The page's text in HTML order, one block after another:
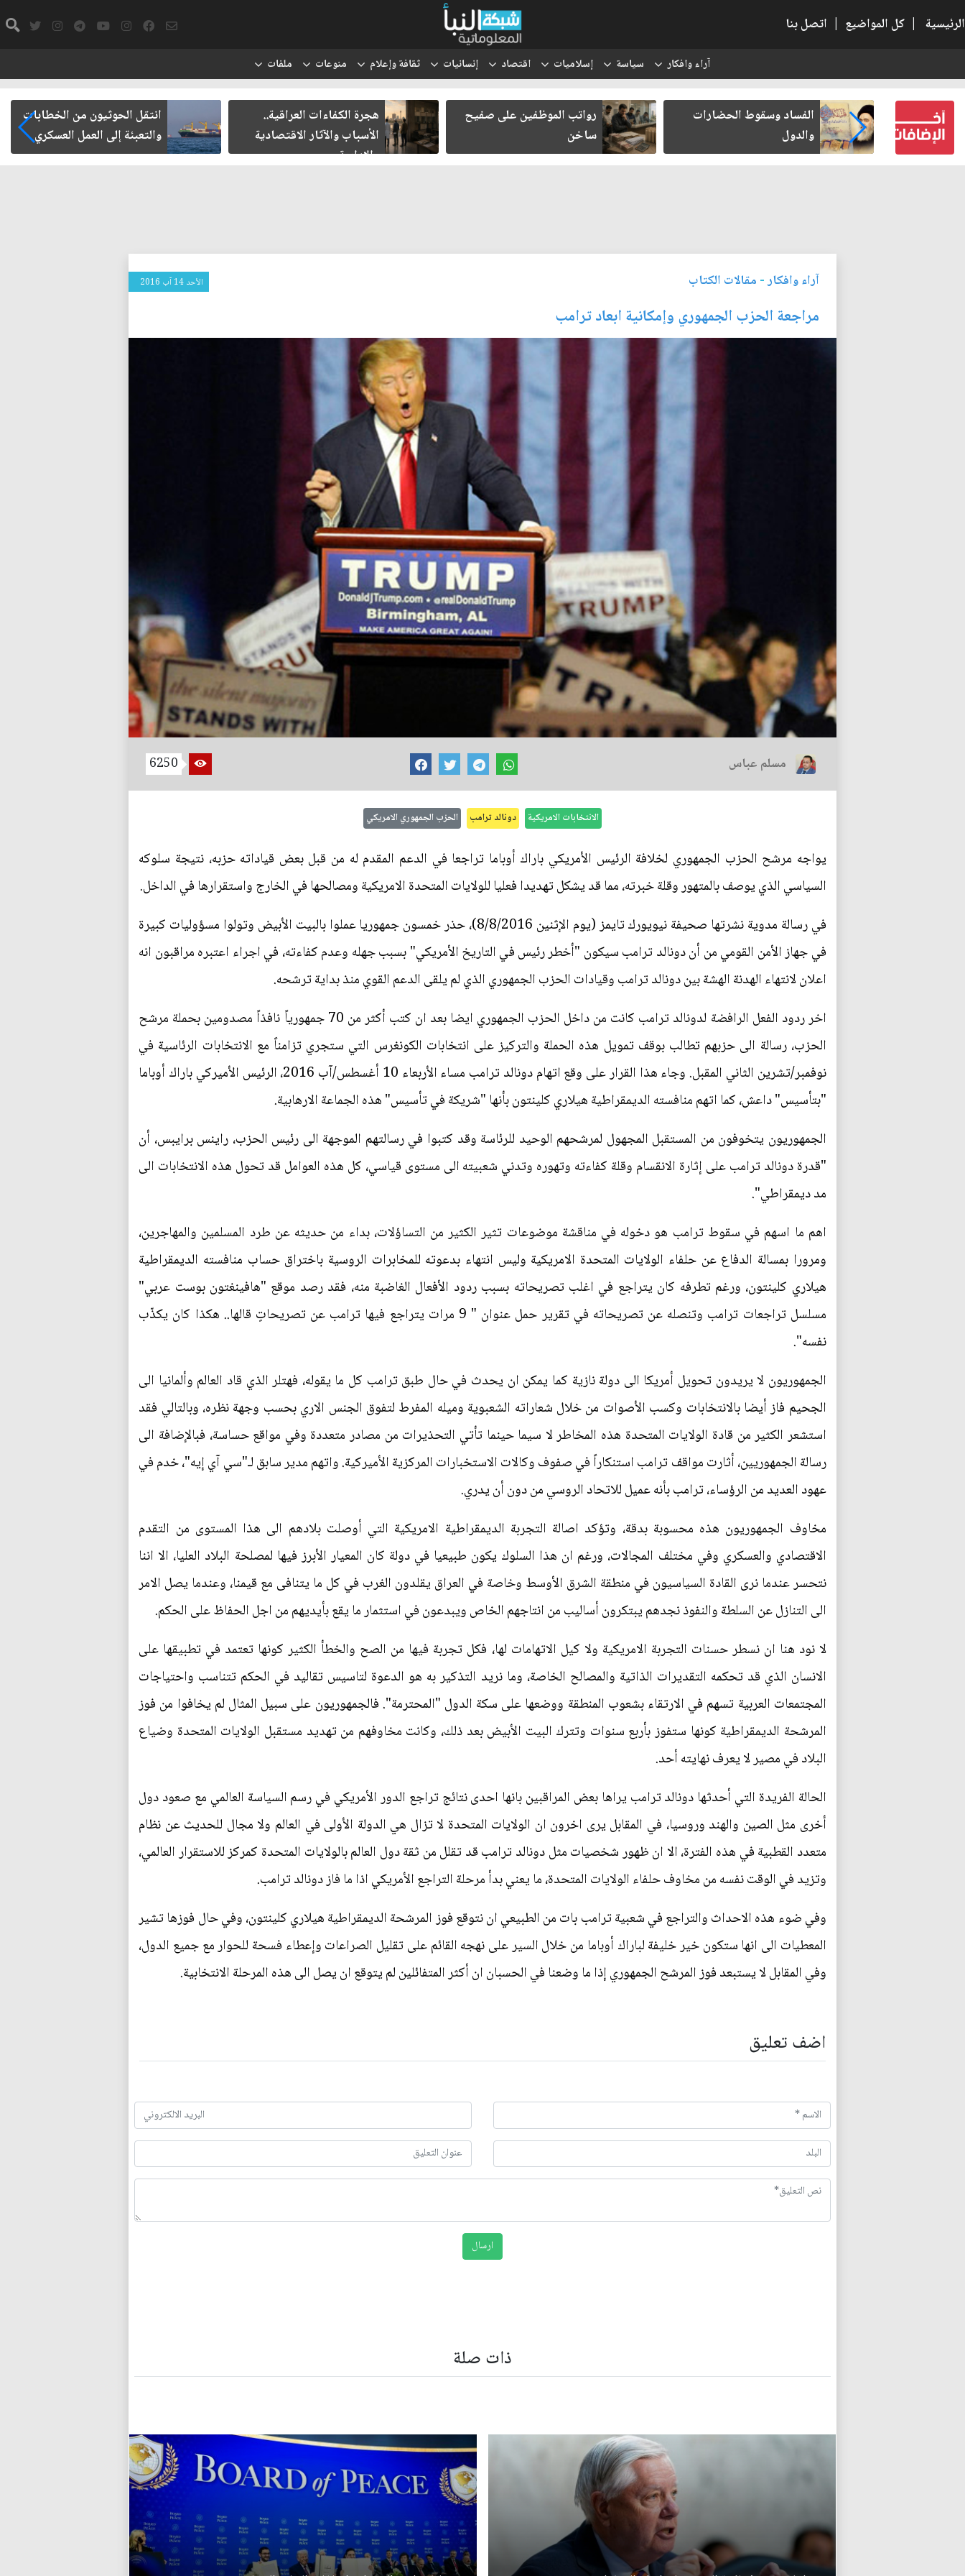
الرئيسية | كل المواضيع | اتصل بنا
آراء وافكار سياسة إسلاميات اقتصاد إنسانيات ثقافة وإعلام منوعات ملفات
كتب لنفسه
الفساد وسقوط الحضارات
والدول
رواتب الموظفين على صفيح
ساخن
هجرة الكفاءات العراقية..
الأسباب والآثار الاقتصادية
والإدارية
انتقل الحوثيون من الخطابات
والتعبئة إلى العمل العسكري
آراء وافكار- مقالات الكتاب الأحد 14 آب 2016
مراجعة الحزب الجمهوري وإمكانية ابعاد ترامب
مسلم عباس 6250
الانتخابات الامريكية دونالد ترامب الحزب الجمهوري الامريكي
يواجه مرشح الحزب الجمهوري لخلافة الرئيس الأمريكي باراك أوباما تراجعا في الدعم المقدم له من قبل بعض قياداته حزبه، نتيجة سلوكه
السياسي الذي يوصف بالمتهور وقلة خبرته، مما قد يشكل تهديدا فعليا للولايات المتحدة الامريكية ومصالحها في الخارج واستقرارها في الداخل.
في رسالة مدوية نشرتها صحيفة نيويورك تايمز (يوم الإثنين 8/8/2016)، حذر خمسون جمهوريا عملوا بالبيت الأبيض وتولوا مسؤوليات كبيرة
في جهاز الأمن القومي من أن دونالد ترامب سيكون "أخطر رئيس في التاريخ الأمريكي" بسبب جهله وعدم كفاءته، في اجراء اعتبره مراقبون انه
اعلان لانتهاء الهدنة الهشة بين دونالد ترامب وقيادات الحزب الجمهوري الذي لم يلقى الدعم القوي منذ بداية ترشحه.
اخر ردود الفعل الرافضة لدونالد ترامب كانت من داخل الحزب الجمهوري ايضا بعد ان كتب أكثر من 70 جمهورياً نافذاً مصدومين بحملة مرشح
الحزب، رسالة الى حزبهم تطالب بوقف تمويل هذه الحملة والتركيز على انتخابات الكونغرس التي ستجري تزامناً مع الانتخابات الرئاسية في
نوفمبر/تشرين الثاني المقبل. وجاء هذا القرار على وقع اتهام دونالد ترامب مساء الأربعاء 10 أغسطس/آب 2016، الرئيس الأميركي باراك أوباما
"بتأسيس" داعش، كما اتهم منافسته الديمقراطية هيلاري كلينتون بأنها "شريكة في تأسيس" هذه الجماعة الارهابية.
الجمهوريون يتخوفون من المستقبل المجهول لمرشحهم الوحيد للرئاسة وقد كتبوا في رسالتهم الموجهة الى رئيس الحزب، راينس برايبس، أن
"قدرة دونالد ترامب على إثارة الانقسام وقلة كفاءته وتهوره وتدني شعبيته الى مستوى قياسي، كل هذه العوامل قد تحول هذه الانتخابات الى
مد ديمقراطي".
اهم ما اسهم في سقوط ترامب هو دخوله في مناقشة موضوعات تثير الكثير من التساؤلات، بداء من حديثه عن طرد المسلمين والمهاجرين،
ومرورا بمسالة الدفاع عن حلفاء الولايات المتحدة الامريكية وليس انتهاء بدعوته للمخابرات الروسية باختراق حساب منافسته الديمقراطية
هيلاري كلينتون، ورغم تطرفه كان يتراجع في اغلب تصريحاته بسبب ردود الأفعال الغاضبة منه، فقد رصد موقع "هافينغتون بوست عربي"
مسلسل تراجعات ترامب وتنصله عن تصريحاته في تقرير حمل عنوان " 9 مرات يتراجع فيها ترامب عن تصريحاتٍ قالها.. هكذا كان يكذّب
نفسه".
الجمهوريون لا يريدون تحويل أمريكا الى دولة نازية كما يمكن ان يحدث في حال طبق ترامب كل ما يقوله، فهتلر الذي قاد العالم وألمانيا الى
الجحيم فاز أيضا بالانتخابات وكسب الأصوات من خلال شعاراته الشعبوية وميله المفرط لتفوق الجنس الاري بحسب وجهة نظره، وبالتالي فقد
استشعر الكثير من قادة الولايات المتحدة هذه المخاطر لا سيما حينما تأتي التحذيرات من مصادر متعددة وفي مواقع حساسة، فبالإضافة الى
رسالة الجمهوريين، أثارت مواقف ترامب استنكاراً في صفوف وكالات الاستخبارات المركزية الأميركية. واتهم مدير سابق لـ"سي آي إيه"، خدم في
عهود العديد من الرؤساء، ترامب بأنه عميل للاتحاد الروسي من دون أن يدري.
مخاوف الجمهوريون هذه محسوبة بدقة، وتؤكد اصالة التجربة الديمقراطية الامريكية التي أوصلت بلادهم الى هذا المستوى من التقدم
الاقتصادي والعسكري وفي مختلف المجالات، ورغم ان هذا السلوك يكون طبيعيا في دولة كان المعيار الأبرز فيها لمصلحة البلاد العليا، الا اننا
نتحسر عندما نرى القادة السياسيون في منطقة الشرق الأوسط وخاصة في العراق يقلدون الغرب في كل ما يتنافى مع قيمنا، وعندما يصل الامر
الى التنازل عن السلطة والنفوذ نجدهم يبتكرون أساليب من انتاجهم الخاص ويبدعون في استثمار ما يقع بأيديهم من اجل الحفاظ على الحكم.
لا نود هنا ان نسطر حسنات التجربة الامريكية ولا كيل الاتهامات لها، فكل تجربة فيها من الصح والخطأ الكثير كونها تعتمد في تطبيقها على
الانسان الذي قد تحكمه التقديرات الذاتية والمصالح الخاصة، وما نريد التذكير به هو الدعوة لتاسيس تقاليد في الحكم تتناسب واحتياجات
المجتمعات العربية تسهم في الارتقاء بشعوب المنطقة ووضعها على سكة الدول "المحترمة". فالجمهوريون على سبيل المثال لم يخافوا من فوز
المرشحة الديمقراطية كونها ستفوز بأربع سنوات وتترك البيت الأبيض بعد ذلك، وكانت مخاوفهم من تهديد مستقبل الولايات المتحدة وضياع
البلاد في مصير لا يعرف نهايته أحد.
الحالة الفريدة التي أحدثها دونالد ترامب يراها بعض المراقبين بانها احدى نتائج تراجع الدور الأمريكي في رسم السياسة العالمي مع صعود دول
أخرى مثل الصين والهند وروسيا، في المقابل يرى اخرون ان الولايات المتحدة لا تزال هي الدولة الأولى في العالم ولا مجال للحديث عن نظام
متعدد القطبية في هذه الفترة، الا ان ظهور شخصيات مثل دونالد ترامب قد تقلل من ثقة دول العالم بالولايات المتحدة كمركز للاستقرار العالمي،
وتزيد في الوقت نفسه من مخاوف حلفاء الولايات المتحدة، ما يعني بدأ مرحلة التراجع الأمريكي اذا ما فاز دونالد ترامب.
وفي ضوء هذه الاحداث والتراجع في شعبية ترامب بات من الطبيعي ان نتوقع فوز المرشحة الديمقراطية هيلاري كلينتون، وفي حال فوزها تشير
المعطيات الى انها ستكون خير خليفة لباراك أوباما من خلال السير على نهجه القائم على تقليل الصراعات وإعطاء فسحة للحوار مع جميع الدول،
وفي المقابل لا يستبعد فوز المرشح الجمهوري إذا ما وضعنا في الحسبان ان أكثر المتفائلين لم يتوقع ان يصل الى هذه المرحلة الانتخابية.
اضف تعليق
ذات صلة